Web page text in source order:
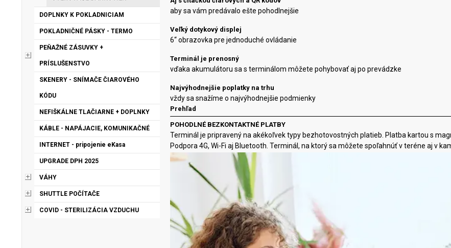
DOPLNKY K POKLADNICIAM
POKLADNIČNÉ PÁSKY - TERMO
PEŇAŽNÉ ZÁSUVKY +
PRÍSLUŠENSTVO
SKENERY - SNÍMAČE ČIAROVÉHO
KÓDU
NEFIŠKÁLNE TLAČIARNE + DOPLNKY
KÁBLE - NAPÁJACIE, KOMUNIKAČNÉ
INTERNET - pripojenie eKasa
UPGRADE DPH 2025
VÁHY
SHUTTLE POČÍTAČE
COVID - STERILIZÁCIA VZDUCHU
aby sa vám predávalo ešte pohodlnejšie
Veľký dotykový displej
6“ obrazovka pre jednoduché ovládanie
Terminál je prenosný
vďaka akumulátoru sa s terminálom môžete pohybovať aj po prevádzke
Najvýhodnejšie poplatky na trhu
vždy sa snažíme o najvýhodnejšie podmienky
Prehľad
POHODLNÉ BEZKONTAKTNÉ PLATBY
Terminál je pripravený na akékoľvek typy bezhotovostných platieb. Platba kartou s
Podpora 4G, Wi-Fi aj Bluetooth. Terminál, na ktorý sa môžete spoľahnúť v teréne aj v